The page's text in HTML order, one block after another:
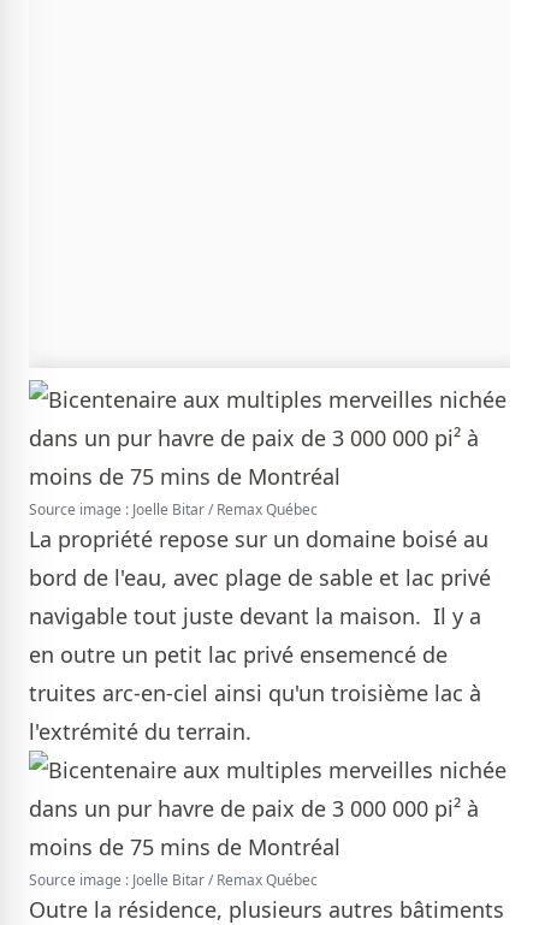
Source image : Joelle Bitar / Remax Québec
La propriété repose sur un domaine boisé au
bord de l'eau, avec plage de sable et lac privé
navigable tout juste devant la maison. Il y a
en outre un petit lac privé ensemencé de
truites arc-en-ciel ainsi qu'un troisième lac à
l'extrémité du terrain.
Source image : Joelle Bitar / Remax Québec
Outre la résidence, plusieurs autres bâtiments